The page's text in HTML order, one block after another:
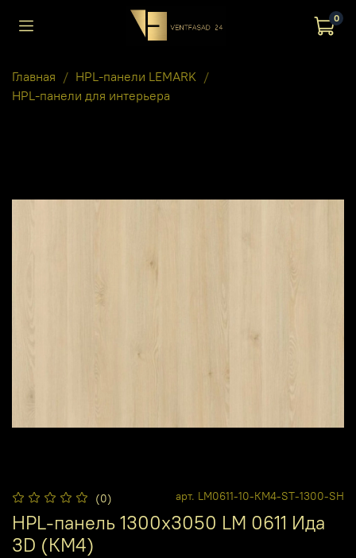
0
Главная
HPL-панели LEMARK
HPL-панели для интерьера
(0) арт. LM0611-10-КМ4-ST-1300-SH
HPL-панель 1300х3050 LM 0611 Ида
3D (КМ4)